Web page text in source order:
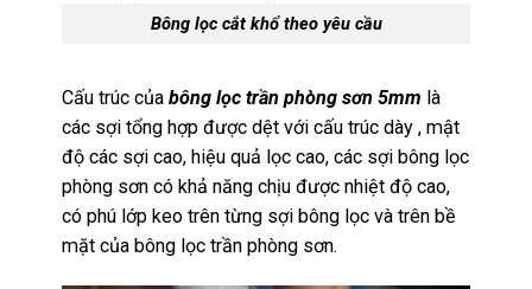
Bông lọc cắt khổ theo yêu cầu
Cấu trúc củabông lọc trần phòng sơn 5mm là
các sợi tổng hợp được dệt với cấu trúc dày , mật
độ các sợi cao, hiệu quả lọc cao, các sợi bông lọc
phòng sơn có khả năng chịu được nhiệt độ cao,
có phú lớp keo trên từng sợi bông lọc và trên bề
mặt của bông lọc trần phòng sơn.